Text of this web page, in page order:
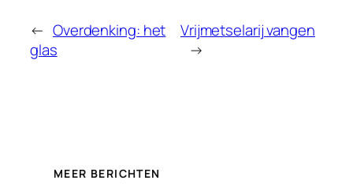
← Overdenking: het
glas
Vrijmetselarij vangen
→
MEER BERICHTEN